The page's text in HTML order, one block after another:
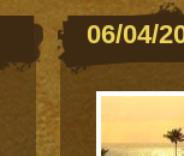
06/04/